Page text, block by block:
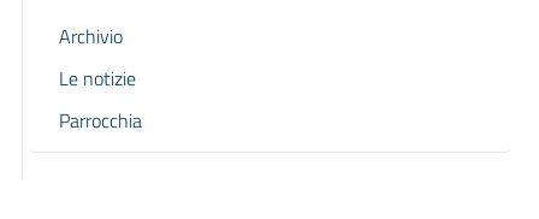
Archivio
Le notizie
Parrocchia